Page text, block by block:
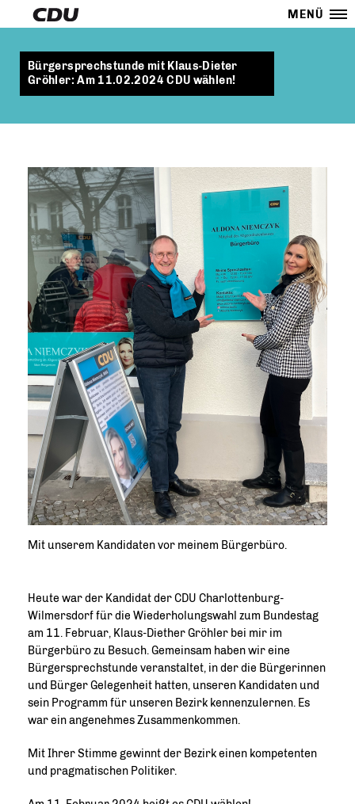
MENÜ
Bürgersprechstunde mit Klaus-Dieter
Gröhler: Am 11.02.2024 CDU wählen!
Mit unserem Kandidaten vor meinem Bürgerbüro.
Heute war der Kandidat der CDU Charlottenburg-
Wilmersdorf für die Wiederholungswahl zum Bundestag
am 11. Februar, Klaus-Diether Gröhler bei mir im
Bürgerbüro zu Besuch. Gemeinsam haben wir eine
Bürgersprechstunde veranstaltet, in der die Bürgerinnen
und Bürger Gelegenheit hatten, unseren Kandidaten und
sein Programm für unseren Bezirk kennenzulernen. Es
war ein angenehmes Zusammenkommen.
Mit Ihrer Stimme gewinnt der Bezirk einen kompetenten
und pragmatischen Politiker.